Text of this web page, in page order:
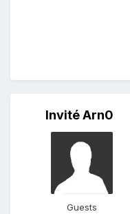
Invité Arn0
Guests